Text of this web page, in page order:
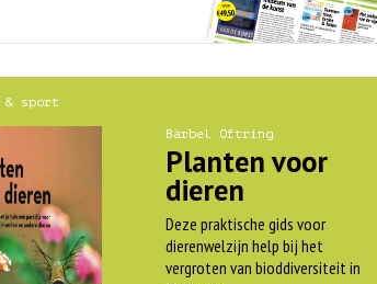
& sport
Bärbel Oftring
Planten voor
dieren
Deze praktische gids voor
dierenwelzijn help bij het
vergroten van bioddiversiteit in